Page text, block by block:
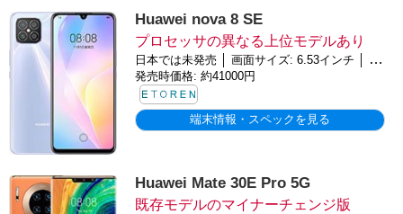
Huawei nova 8 SE
プロセッサの異なる上位モデルあり
日本では未発売 │ 画面サイズ: 6.53インチ │ バッテリー: 3800mAh │ OS: Android 10
発売時価格: 約41000円
端末情報・スペックを見る
Huawei Mate 30E Pro 5G
既存モデルのマイナーチェンジ版